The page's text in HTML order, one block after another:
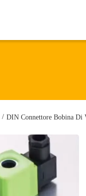
/ DIN Connettore Bobina Di